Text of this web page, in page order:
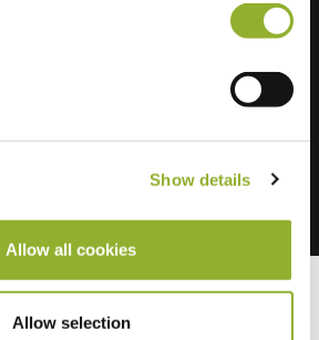
Show details
Allow all cookies
Allow selection